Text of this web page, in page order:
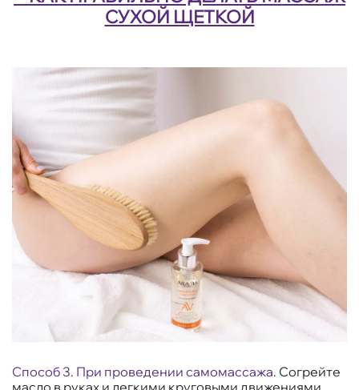
СУХОЙ ЩЕТКОЙ
Способ 3. При проведении самомассажа. Согрейте
масло в руках и легкими круговыми движениями